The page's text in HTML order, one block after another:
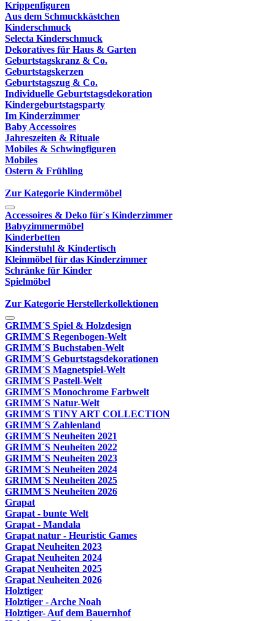
Krippenfiguren
Aus dem Schmuckkästchen
Kinderschmuck
Selecta Kinderschmuck
Dekoratives für Haus & Garten
Geburtstagskranz & Co.
Geburtstagskerzen
Geburtstagszug & Co.
Individuelle Geburtstagsdekoration
Kindergeburtstagsparty
Im Kinderzimmer
Baby Accessoires
Jahreszeiten & Rituale
Mobiles & Schwingfiguren
Mobiles
Ostern & Frühling
Zur Kategorie Kindermöbel
Accessoires & Deko für´s Kinderzimmer
Babyzimmermöbel
Kinderbetten
Kinderstuhl & Kindertisch
Kleinmöbel für das Kinderzimmer
Schränke für Kinder
Spielmöbel
Zur Kategorie Herstellerkollektionen
GRIMM´S Spiel & Holzdesign
GRIMM`S Regenbogen-Welt
GRIMM´S Buchstaben-Welt
GRIMM´S Geburtstagsdekorationen
GRIMM´S Magnetspiel-Welt
GRIMM´S Pastell-Welt
GRIMM´S Monochrome Farbwelt
GRIMM´S Natur-Welt
GRIMM´S TINY ART COLLECTION
GRIMM´S Zahlenland
GRIMM´S Neuheiten 2021
GRIMM´S Neuheiten 2022
GRIMM´S Neuheiten 2023
GRIMM´S Neuheiten 2024
GRIMM´S Neuheiten 2025
GRIMM´S Neuheiten 2026
Grapat
Grapat - bunte Welt
Grapat - Mandala
Grapat natur - Heuristic Games
Grapat Neuheiten 2023
Grapat Neuheiten 2024
Grapat Neuheiten 2025
Grapat Neuheiten 2026
Holztiger
Holztiger - Arche Noah
Holztiger- Auf dem Bauernhof